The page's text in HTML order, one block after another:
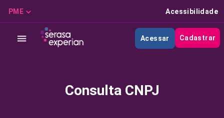
PME Acessibilidade
Acessar Cadastrar
Consulta CNPJ